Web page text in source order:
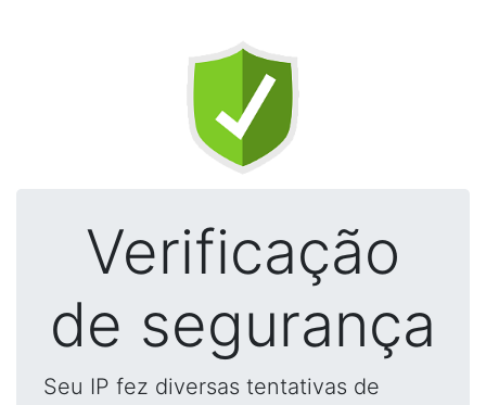
Verificação
de segurança
Seu IP fez diversas tentativas de